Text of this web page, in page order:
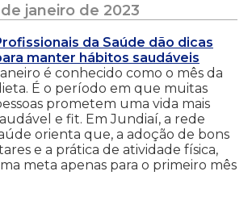
janeiro de 2023
da Saúde dão dicas
manter hábitos saudáveis
é conhecido como o mês da
É o período em que muitas
prometem uma vida mais
e fit. Em Jundiaí, a rede
orienta que, a adoção de bons
e a prática de atividade física,
meta apenas para o primeiro mês